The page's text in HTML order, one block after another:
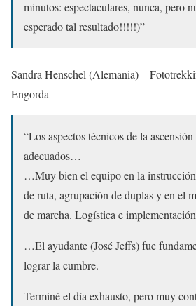
minutos: espectaculares, nunca, pero
esperado tal resultado!!!!!)”
Sandra Henschel (Alemania) –
Engorda
“Los aspectos técnicos de la
adecuados…
…Muy bien el equipo en la
de ruta, agrupación de duplas y en el
de marcha. Logística e
…El ayudante (José Jeffs) fue
lograr la cumbre.
Terminé el día exhausto, pero muy